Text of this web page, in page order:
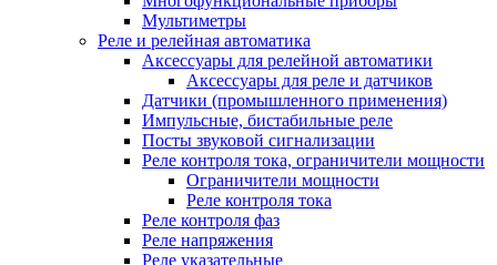
Мультиметры
Реле и релейная автоматика
Аксессуары для релейной автоматики
Аксессуары для реле и датчиков
Датчики (промышленного применения)
Импульсные, бистабильные реле
Посты звуковой сигнализации
Реле контроля тока, ограничители мощности
Ограничители мощности
Реле контроля тока
Реле контроля фаз
Реле напряжения
Реле указательные